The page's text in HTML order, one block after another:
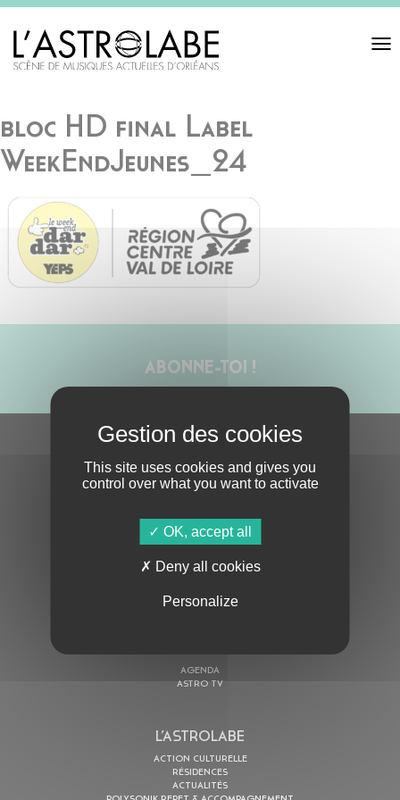
Toggle
bloc HD final Label
WeekEndJeunes_24
ABONNE-TOI !
AGENDA
ASTRO TV
L’ASTROLABE
ACTION CULTURELLE
RÉSIDENCES
ACTUALITÉS
This site uses cookies and gives you
control over what you want to activate
OK, accept all
Deny all cookies
Personalize